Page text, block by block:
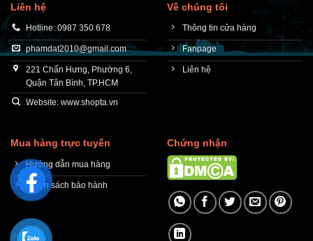
Liên hệ
Hotline: 0987 350 678
phamdat2010@gmail.com
221 Chấn Hưng, Phường 6,
Quận Tân Bình, TP.HCM
Website: www.shopta.vn
Về chúng tôi
Thông tin cửa hàng
Fanpage
Liên hệ
Mua hàng trực tuyến
Hướng dẫn mua hàng
Chính sách bảo hành
Chứng nhận